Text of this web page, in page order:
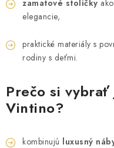
zamatové stoličky
elegancie,
praktické materiály s
rodiny s deťmi.
Prečo si
Vintino?
kombinujú luxusný